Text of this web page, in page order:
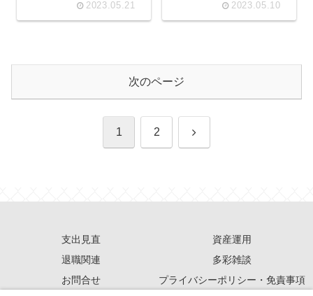
2023.05.21
2023.05.10
次のページ
1 2 次
支出見直
資産運用
退職関連
多彩雑談
お問合せ
プライバシーポリシー・免責事項